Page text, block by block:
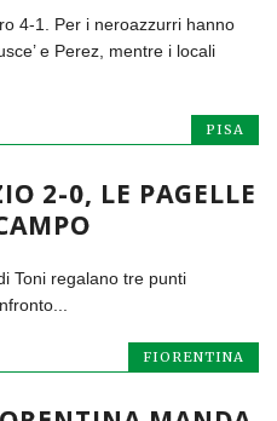
4-1. Per i neroazzurri hanno
e Perez, mentre i locali
PISA
2-0, LE PAGELLE
Toni regalano tre punti
FIORENTINA